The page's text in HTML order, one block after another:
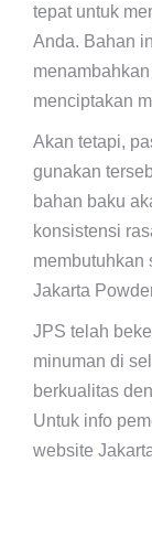
tepat untuk
Anda. Bahan
menciptakan
Akan tetapi,
gunakan
bahan baku
konsistensi
membutuhkan
Jakarta
JPS telah
minuman di
berkualitas
Untuk info
website